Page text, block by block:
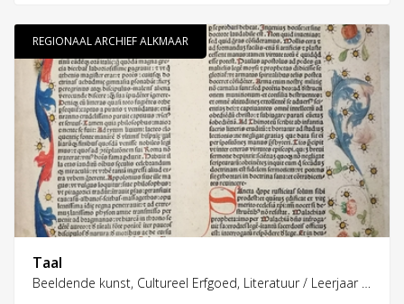
REGIONAAL ARCHIEF ALKMAAR
Taal
Beeldende kunst, Cultureel Erfgoed, Literatuur / Leerjaar 6, 7, 8